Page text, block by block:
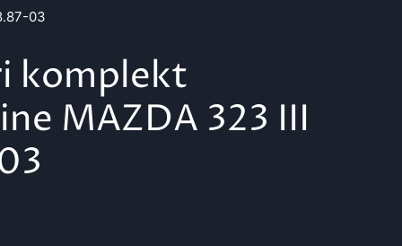
03
komplekt
MAZDA 323 III